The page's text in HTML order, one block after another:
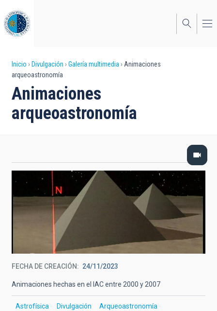
al
contenido
principal
Sobrescribir
enlaces
de
ayuda
navegación
Inicio Divulgación Galería multimedia
Animaciones
arqueoastronomía
Animaciones
arqueoastronomía
FECHA DE CREACIÓN 24/11/2023
Animaciones hechas en el IAC entre 2000 y 2007
Astrofísica Divulgación
Arqueoastronomía